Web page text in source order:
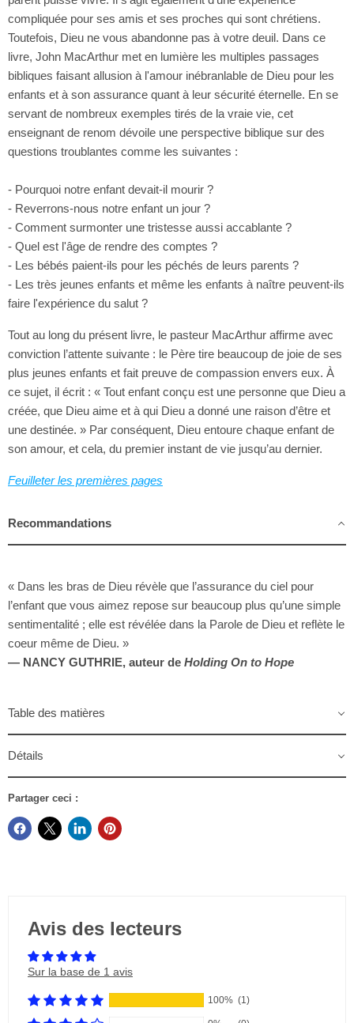
compliquée pour ses amis et ses proches qui sont chrétiens.
Toutefois, Dieu ne vous abandonne pas à votre deuil. Dans ce
livre, John MacArthur met en lumière les multiples passages
bibliques faisant allusion à l'amour inébranlable de Dieu pour les
enfants et à son assurance quant à leur sécurité éternelle. En se
servant de nombreux exemples tirés de la vraie vie, cet
enseignant de renom dévoile une perspective biblique sur des
questions troublantes comme les suivantes :
- Pourquoi notre enfant devait-il mourir ?
- Reverrons-nous notre enfant un jour ?
- Comment surmonter une tristesse aussi accablante ?
- Quel est l'âge de rendre des comptes ?
- Les bébés paient-ils pour les péchés de leurs parents ?
- Les très jeunes enfants et même les enfants à naître peuvent-ils
faire l'expérience du salut ?
Tout au long du présent livre, le pasteur MacArthur affirme avec
conviction l’attente suivante : le Père tire beaucoup de joie de ses
plus jeunes enfants et fait preuve de compassion envers eux. À
ce sujet, il écrit : « Tout enfant conçu est une personne que Dieu a
créée, que Dieu aime et à qui Dieu a donné une raison d’être et
une destinée. » Par conséquent, Dieu entoure chaque enfant de
son amour, et cela, du premier instant de vie jusqu’au dernier.
Feuilleter les premières pages
Recommandations
« Dans les bras de Dieu révèle que l’assurance du ciel pour
l’enfant que vous aimez repose sur beaucoup plus qu’une simple
sentimentalité ; elle est révélée dans la Parole de Dieu et reflète le
coeur même de Dieu. »
— NANCY GUTHRIE, auteur de Holding On to Hope
Table des matières
Détails
Partager ceci :
Avis des lecteurs
Sur la base de 1 avis
100% (1)